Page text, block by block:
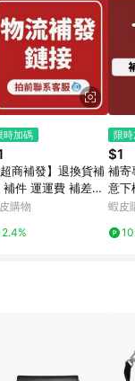
時加碼
超商補發】退換貨補
補件 運運費 補差價
購物
2.4%
限
$1
補寄
意下
蝦皮